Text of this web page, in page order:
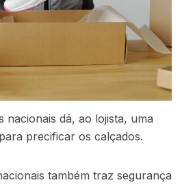
nacionais dá, ao lojista, uma
precificar os calçados.
também traz segurança